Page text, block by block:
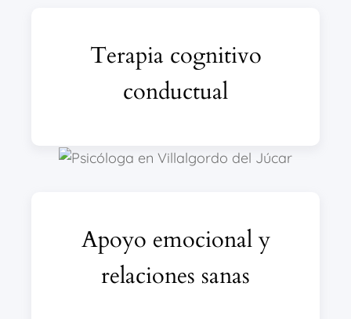
Terapia cognitivo
conductual
Apoyo emocional y
relaciones sanas